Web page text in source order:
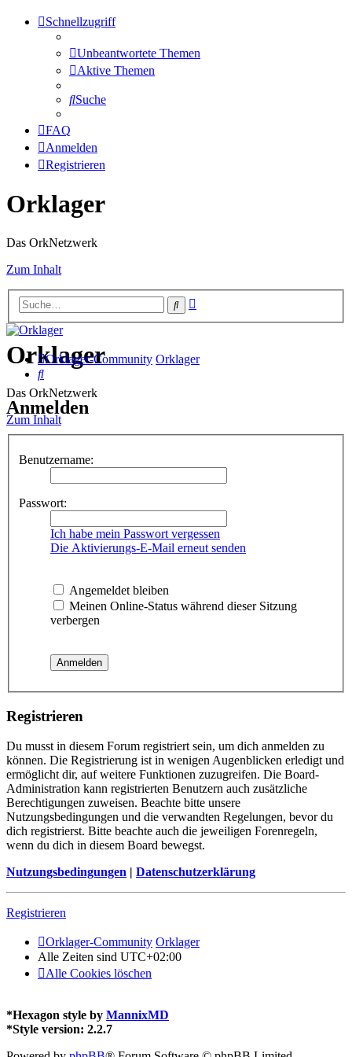
Schnellzugriff
Unbeantwortete Themen
Aktive Themen
Suche
FAQ
Anmelden
Registrieren
Orklager
Das OrkNetzwerk
Zum Inhalt
Suche
Orklager
Das OrkNetzwerk
Zum Inhalt
Orklager-Community Orklager
Suche
Anmelden
Benutzername:
Passwort:
Ich habe mein Passwort vergessen
Die Aktivierungs-E-Mail erneut senden
Angemeldet bleiben
Meinen Online-Status während dieser Sitzung
verbergen
Registrieren
Du musst in diesem Forum registriert sein, um dich anmelden zu
können. Die Registrierung ist in wenigen Augenblicken erledigt und
ermöglicht dir, auf weitere Funktionen zuzugreifen. Die Board-
Administration kann registrierten Benutzern auch zusätzliche
Berechtigungen zuweisen. Beachte bitte unsere
Nutzungsbedingungen und die verwandten Regelungen, bevor du
dich registrierst. Bitte beachte auch die jeweiligen Forenregeln,
wenn du dich in diesem Board bewegst.
Nutzungsbedingungen | Datenschutzerklärung
Registrieren
Orklager-Community Orklager
Alle Zeiten sind UTC+02:00
Alle Cookies löschen
*Hexagon style by MannixMD
*Style version: 2.2.7